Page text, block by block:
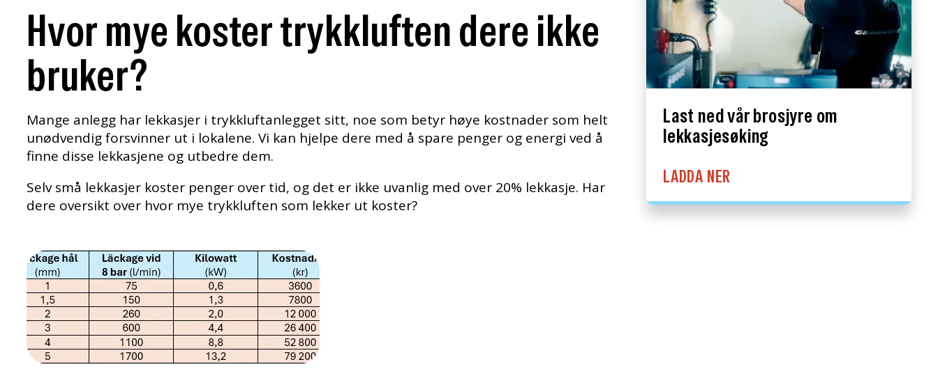
Hvor mye koster trykkluften dere ikke
bruker?
Mange anlegg har lekkasjer i trykkluftanlegget sitt, noe som betyr høye kostnader som helt
unødvendig forsvinner ut i lokalene. Vi kan hjelpe dere med å spare penger og energi ved å
finne disse lekkasjene og utbedre dem.
Selv små lekkasjer koster penger over tid, og det er ikke uvanlig med over 20% lekkasje. Har
dere oversikt over hvor mye trykkluften som lekker ut koster?
Last ned vår brosjyre om
lekkasjesøking
LADDA NER